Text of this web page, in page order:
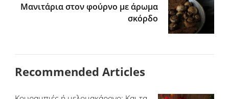
Μανιτάρια στον φούρνο με άρωμα
σκόρδο
Recommended Articles